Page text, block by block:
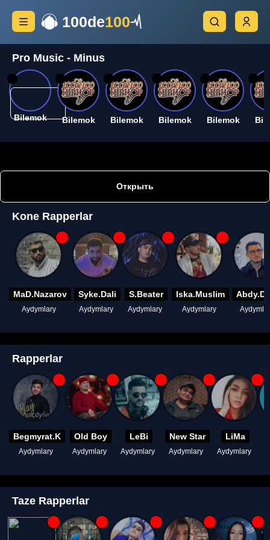
100de100
Pro Music - Minus
Bilemok Bilemok Bilemok Bilemok Bilemok
Открыть
Kone Rapperlar
MaD.Nazarov
Aydymlary
Syke.Dali
Aydymlary
S.Beater
Aydymlary
Iska.Muslim
Aydymlary
Rapperlar
Begmyrat.K
Aydymlary
Old Boy
Aydymlary
LeBi
Aydymlary
New Star
Aydymlary
LiMa
Aydymlary
Taze Rapperlar